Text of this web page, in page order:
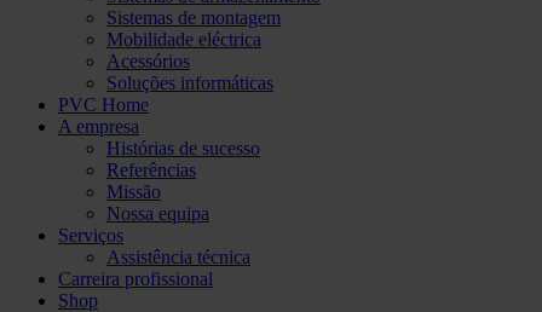
Sistemas de montagem
Mobilidade eléctrica
Acessórios
Soluções informáticas
PVC Home
A empresa
Histórias de sucesso
Referências
Missão
Nossa equipa
Serviços
Assistência técnica
Carreira profissional
Shop